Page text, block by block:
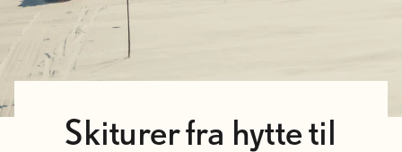
Skiturer fra hytte til